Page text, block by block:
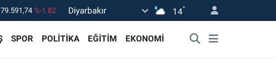
45,43620 %0.02
Diyarbakır 14°
SPOR POLİTİKA EĞİTİM EKONOMİ